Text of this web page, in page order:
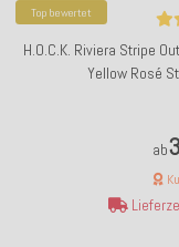
Top bewertet
H.O.C.K. Riviera Stripe
Yellow Rosé
ab